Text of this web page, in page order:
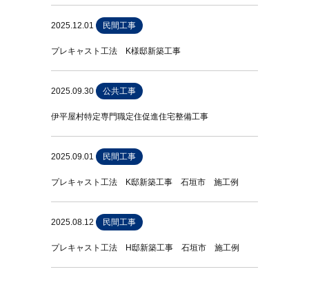
2025.12.01 民間工事
プレキャスト工法 K様邸新築工事
2025.09.30 公共工事
伊平屋村特定専門職定住促進住宅整備工事
2025.09.01 民間工事
プレキャスト工法 K邸新築工事 石垣市 施工例
2025.08.12 民間工事
プレキャスト工法 H邸新築工事 石垣市 施工例